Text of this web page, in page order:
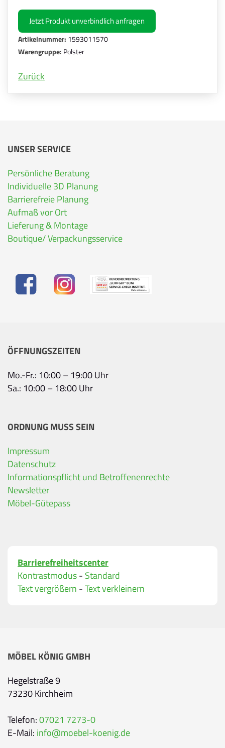
Jetzt Produkt unverbindlich anfragen
Artikelnummer: 1593011570
Warengruppe: Polster
Zurück
UNSER SERVICE
Persönliche Beratung
Individuelle 3D Planung
Barrierefreie Planung
Aufmaß vor Ort
Lieferung & Montage
Boutique/ Verpackungsservice
ÖFFNUNGSZEITEN
Mo.-Fr.: 10:00 – 19:00 Uhr
Sa.: 10:00 – 18:00 Uhr
ORDNUNG MUSS SEIN
Impressum
Datenschutz
Informationspflicht und Betroffenenrechte
Newsletter
Möbel-Gütepass
Barrierefreiheitscenter
Kontrastmodus- Standard
Text vergrößern -Text verkleinern
MÖBEL KÖNIG GMBH
Hegelstraße 9
73230 Kirchheim
Telefon:07021 7273-0
E-Mail: info@moebel-koenig.de
Ihre Kontaktdaten
Alle mit Stern gekennzeichneten Felder sind
Name
Bitte geben Sie eine gültige E-Mail-Adresse ein.
Telefon*
Datum